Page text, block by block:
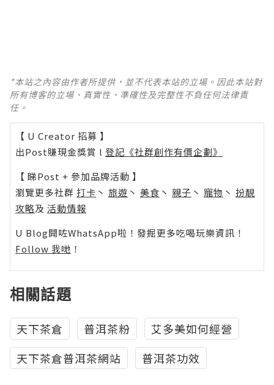
*本站之內容由作者所提供，並不代表本站的立場。因此本站對
所有博客的立場、真實性、準確性及完整性不負任何法律責
任。
【 U Creator 招募 】
出Post賺現金獎賞 l 登記《社群創作有價企劃》
【 睇Post + 參加品牌活動 】
瀏覽更多社群 打卡 丶 旅遊 丶 美食 丶 親子 丶 寵物 丶 扮靚
攻略及 活動情報
U Blog開咗WhatsApp啦！發掘更多吃喝玩樂資訊！
Follow 我哋 ！
相關話題
天下茶倉 普洱茶粉
艾多美如何經營
天下茶倉普洱茶網站
普洱茶功效